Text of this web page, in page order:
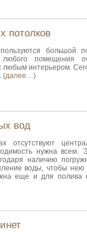
потолков
большой
помещения
любым интерьером.
(далее…)
вод
отсутствуют
нужна всем.
наличию
воды, чтобы нею
еще и для полива